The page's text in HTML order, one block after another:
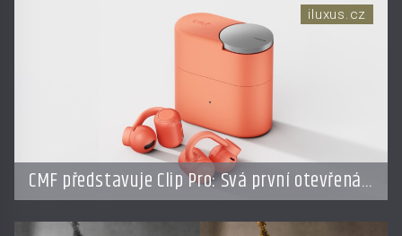
CMF představuje Clip Pro: Svá první otevřená
sluchátka
iluxus.cz